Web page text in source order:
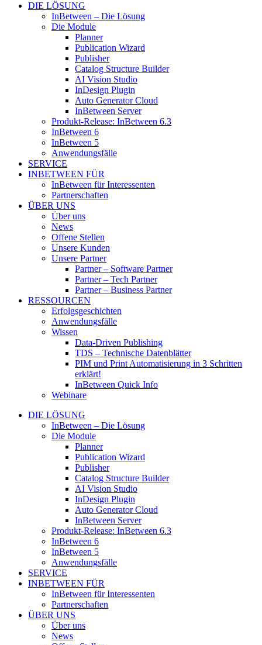
DIE LÖSUNG
InBetween – Die Lösung
Die Module
Planner
Publication Wizard
Publisher
Catalog Structure Builder
AI Vision Studio
InDesign Plugin
Auto Generator Cloud
InBetween Server
Produkt-Release: InBetween 6.3
InBetween 6
InBetween 5
Anwendungsfälle
SERVICE
INBETWEEN FÜR
InBetween für Interessenten
Partnerschaften
ÜBER UNS
Über uns
News
Offene Stellen
Unsere Kunden
Unsere Partner
Partner – Software Partner
Partner – Tech Partner
Partner – Business Partner
RESSOURCEN
Erfolgsgeschichten
Anwendungsfälle
Wissen
Data-Driven Publishing
TDS – Technische Datenblätter
PIM und Print Automatisierung in 3 Schritten
erklärt!
InBetween Quick Info
Webinare
DIE LÖSUNG
InBetween – Die Lösung
Die Module
Planner
Publication Wizard
Publisher
Catalog Structure Builder
AI Vision Studio
InDesign Plugin
Auto Generator Cloud
InBetween Server
Produkt-Release: InBetween 6.3
InBetween 6
InBetween 5
Anwendungsfälle
SERVICE
INBETWEEN FÜR
InBetween für Interessenten
Partnerschaften
ÜBER UNS
Über uns
News